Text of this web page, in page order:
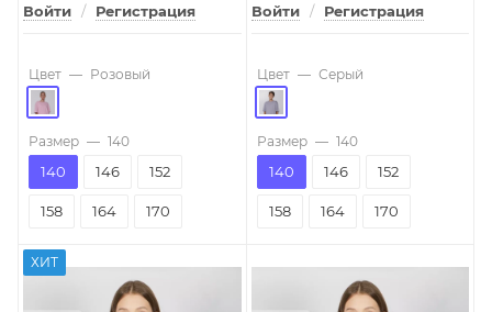
Войти / Регистрация
Цвет — Розовый
Размер — 140
140 146 152
158 164 170
Войти / Регистрация
Цвет — Серый
Размер — 140
140 146 152
158 164 170
ХИТ